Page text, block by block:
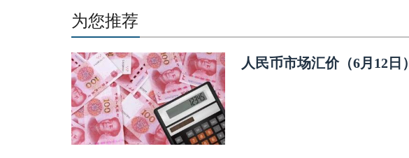
为您推荐
人民币市场汇价（6月12日）